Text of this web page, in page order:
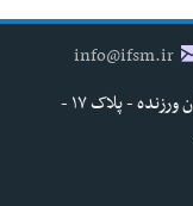
info@ifsm.ir
تهران - خیابان شهید مفتح جنوبی - خیابان ورزنده - پلاک ۱۷ -